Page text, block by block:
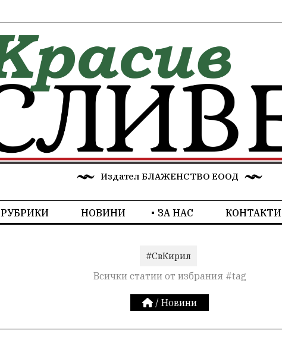
Издател БЛАЖЕНСТВО ЕООД
РУБРИКИ НОВИНИ ЗА НАС КОНТАКТИ
#СвКирил
Всички статии от избрания #tag
/ Новини